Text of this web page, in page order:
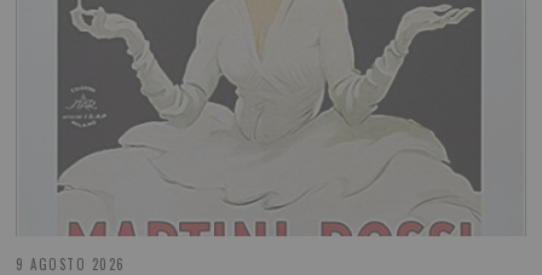
9 AGOSTO 2026